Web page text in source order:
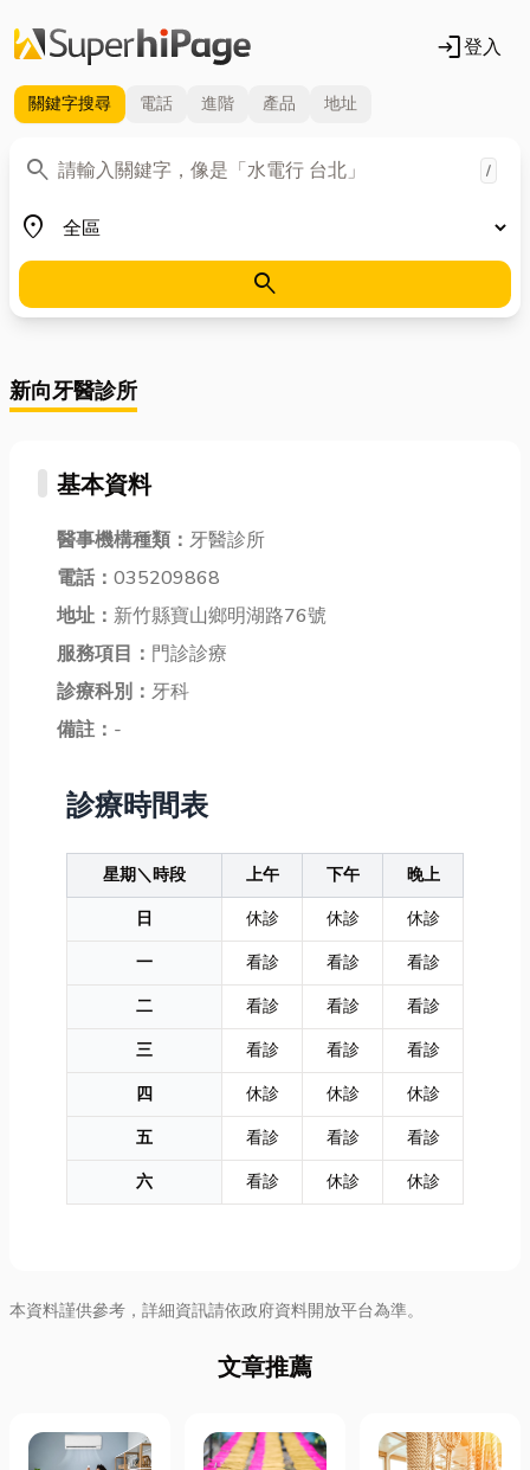
login登入
關鍵字搜尋 電話 進階 產品 地址
search
關鍵字 /
place
地區
search
新向牙醫診所
基本資料
醫事機構種類： 牙醫診所
電話： 035209868
地址： 新竹縣寶山鄉明湖路76號
服務項目： 門診診療
診療科別： 牙科
備註： -
診療時間表
星期＼時段 上午 下午
晚上
日
休診 休診
休診
一
看診 看診
看診
二
看診 看診
看診
三
看診 看診
看診
四
休診 休診
休診
五
看診 看診
看診
六
看診 休診 休診
本資料謹供參考，詳細資訊請依政府資料開放平台為準。
文章推薦